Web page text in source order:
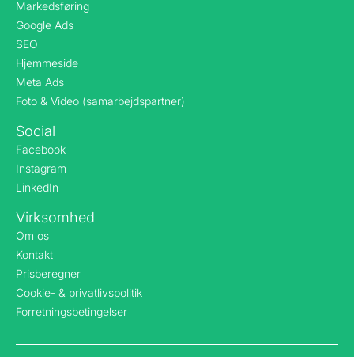
Markedsføring
Google Ads
SEO
Hjemmeside
Meta Ads
Foto & Video (samarbejdspartner)
Social
Facebook
Instagram
LinkedIn
Virksomhed
Om os
Kontakt
Prisberegner
Cookie- & privatlivspolitik
Forretningsbetingelser